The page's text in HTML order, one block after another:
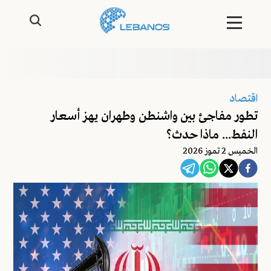
اقتصاد
تطور مفاجئ بين واشنطن وطهران يهز أسعار
النفط... ماذا حدث؟
الخميس 2 تموز 2026